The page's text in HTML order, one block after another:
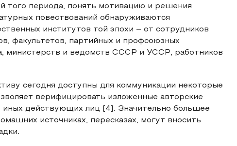
того периода, понять мотивацию и решения
повествований обнаруживаются
институтов той эпохи – от сотрудников
факультетов, партийных и профсоюзных
министерств и ведомств СССР и УССР, работников
сегодня доступны для коммуникации некоторые
верифицировать изложенные авторские
иных действующих лиц [4]. Значительно большее
источниках, пересказах, могут вносить